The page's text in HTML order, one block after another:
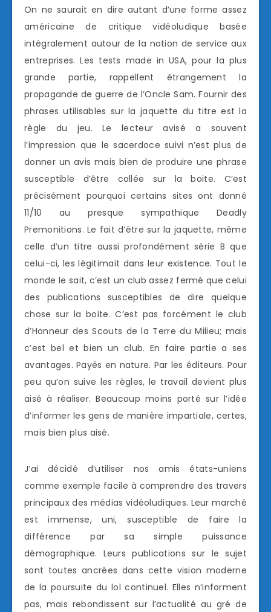
On ne saurait en dire autant d’une forme assez
américaine de critique vidéoludique basée
intégralement autour de la notion de service aux
entreprises. Les tests made in USA, pour la plus
grande partie, rappellent étrangement la
propagande de guerre de l’Oncle Sam. Fournir des
phrases utilisables sur la jaquette du titre est la
règle du jeu. Le lecteur avisé a souvent
l’impression que le sacerdoce suivi n’est plus de
donner un avis mais bien de produire une phrase
susceptible d’être collée sur la boite. C’est
précisément pourquoi certains sites ont donné
11/10 au presque sympathique Deadly
Premonitions. Le fait d’être sur la jaquette, même
celle d’un titre aussi profondément série B que
celui-ci, les légitimait dans leur existence. Tout le
monde le sait, c’est un club assez fermé que celui
des publications susceptibles de dire quelque
chose sur la boite. C’est pas forcément le club
d’Honneur des Scouts de la Terre du Milieu; mais
c’est bel et bien un club. En faire partie a ses
avantages. Payés en nature. Par les éditeurs. Pour
peu qu’on suive les règles, le travail devient plus
aisé à réaliser. Beaucoup moins porté sur l’idée
d’informer les gens de manière impartiale, certes,
mais bien plus aisé.
J’ai décidé d’utiliser nos amis états-uniens
comme exemple facile à comprendre des travers
principaux des médias vidéoludiques. Leur marché
est immense, uni, susceptible de faire la
différence par sa simple puissance
démographique. Leurs publications sur le sujet
sont toutes ancrées dans cette vision moderne
de la poursuite du lol continuel. Elles n’informent
pas, mais rebondissent sur l’actualité au gré de